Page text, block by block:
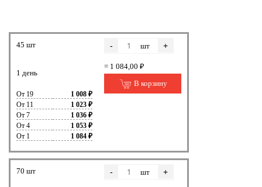
45 шт
1 день
От 19
1 008 ₽
От 11
1 023 ₽
От 7
1 036 ₽
От 4
1 053 ₽
От 1
1 084 ₽
- шт +
= 1 084,00 ₽
В корзину
70 шт - шт +